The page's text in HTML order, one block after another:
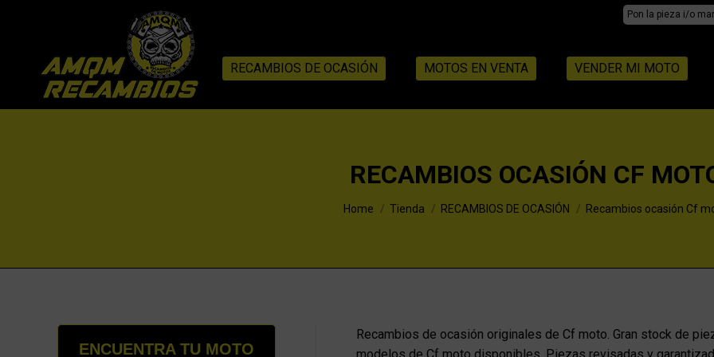
Search:
RECAMBIOS DE OCASIÓN MOTOS EN VENTA VENDER MI MOTO
RECAMBIOS OCASIÓN CF
You are here:
Home Tienda RECAMBIOS DE OCASIÓN Recambios ocasión Cf
Recambios de ocasión originales de Cf moto. Gran stock de
ENCUENTRA TU MOTO